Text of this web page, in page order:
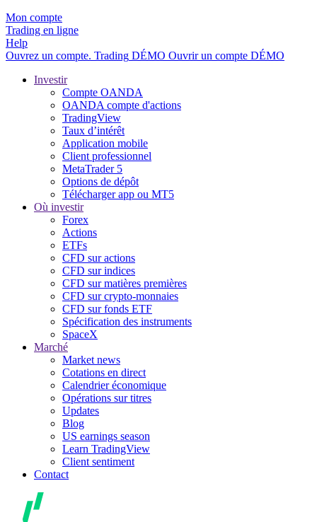
Mon compte
Trading en ligne
Help
Ouvrez un compte. Trading DÉMO Ouvrir un compte DÉMO
Investir
Compte OANDA
OANDA compte d'actions
TradingView
Taux d’intérêt
Application mobile
Client professionnel
MetaTrader 5
Options de dépôt
Télécharger app ou MT5
Où investir
Forex
Actions
ETFs
CFD sur actions
CFD sur indices
CFD sur matières premières
CFD sur crypto-monnaies
CFD sur fonds ETF
Spécification des instruments
SpaceX
Marché
Market news
Cotations en direct
Calendrier économique
Opérations sur titres
Updates
Blog
US earnings season
Learn TradingView
Client sentiment
Contact